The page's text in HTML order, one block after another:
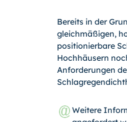
Bereits in der
gleichmäßigen,
positionierbare
Hochhäusern
Anforderungen
Weitere